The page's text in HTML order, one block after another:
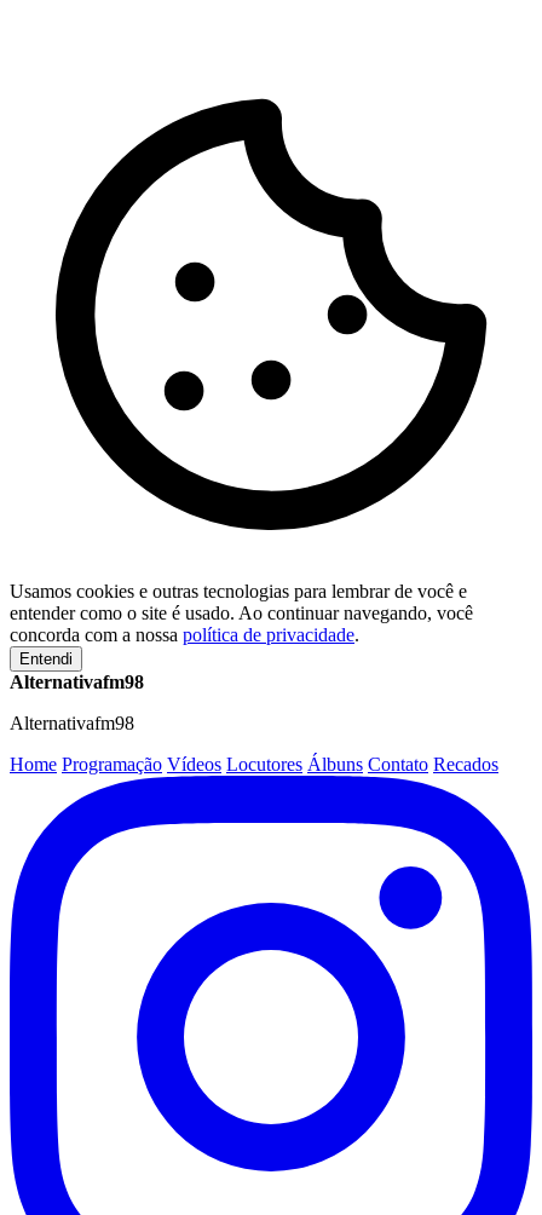
Usamos cookies e outras tecnologias para lembrar de você e
entender como o site é usado. Ao continuar navegando, você
concorda com a nossa política de privacidade.
Entendi
Alternativafm98
Alternativafm98
Home Programação Vídeos Locutores Álbuns Contato Recados